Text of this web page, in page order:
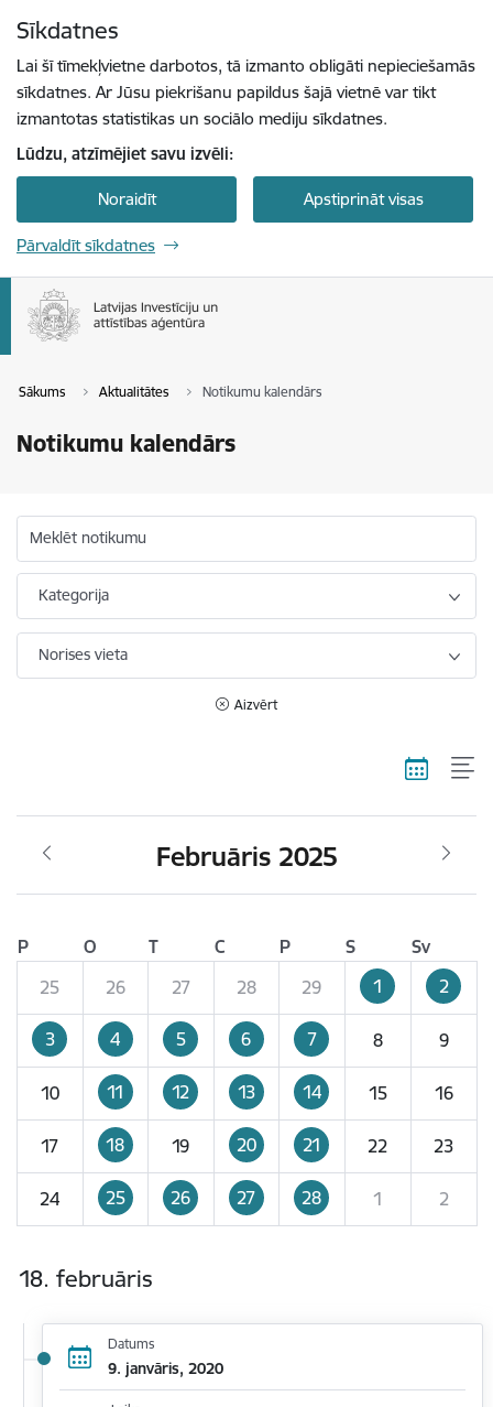
Sīkdatnes
Lai šī tīmekļvietne darbotos, tā izmanto obligāti nepieciešamās
sīkdatnes. Ar Jūsu piekrišanu papildus šajā vietnē var tikt
izmantotas statistikas un sociālo mediju sīkdatnes.
Lūdzu, atzīmējiet savu izvēli:
Noraidīt Apstiprināt visas
Pārvaldīt sīkdatnes
Sākums Aktualitātes Notikumu kalendārs
Notikumu kalendārs
Meklēt notikumu
Kategorija
Norises vieta
Aizvērt
Februāris 2025
P O T C P S
Sv
25
26 27 28 29 1 2
3 4 5 6 7 8 9
10 11 12 13 14 15 16
17 18 19 20 21 22 23
24 25 26 27 28 1 2
18. februāris
Datums
9. janvāris, 2020